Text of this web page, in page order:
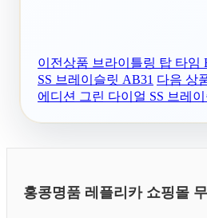
이전상품 브라이틀링 탑 타임
SS 브레이슬릿 AB31 다음 상
에디션 그린 다이얼 SS 브레
홍콩명품 레플리카 쇼핑몰